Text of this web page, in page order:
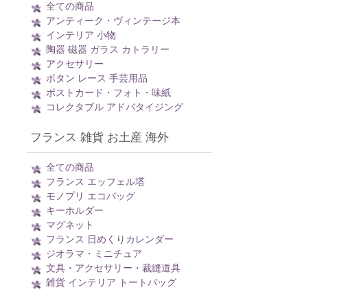
全ての商品
アンティーク・ヴィンテージ本
インテリア 小物
陶器 磁器 ガラス カトラリー
アクセサリー
ボタン レース 手芸用品
ポストカード・フォト・味紙
コレクタブル アドバタイジング
フランス 雑貨 お土産 海外
全ての商品
フランス エッフェル塔
モノプリ エコバッグ
キーホルダー
マグネット
フランス 日めくりカレンダー
ジオラマ・ミニチュア
文具・アクセサリー・裁縫道具
雑貨 インテリア トートバッグ